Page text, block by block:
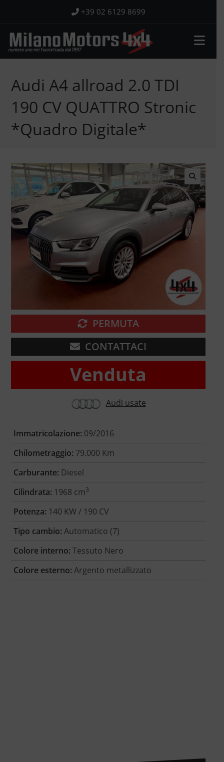
contenuto
+39 02 6129 8699
Audi A4 allroad 2.0 TDI
190 CV QUATTRO Stronic
*Quadro Digitale*
🔍
PERMUTA
CONTATTACI
Venduta
Audi usate
Immatricolazione: 09/2016
Chilometraggio: 79.000 Km
Carburante: Diesel
Cilindrata: 1968 cm3
Potenza: 140 KW / 190 CV
Tipo cambio: Automatico (7)
Colore interno: Tessuto Nero
Colore esterno: Argento metallizzato